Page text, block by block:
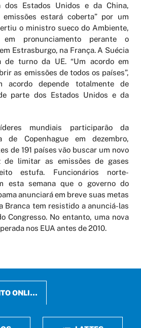
dos Estados Unidos e da China,
estará coberta” por um
o ministro sueco do Ambiente,
em pronunciamento perante o
Estrasburgo, na França. A Suécia
de turno da UE. “Um acordo em
as emissões de todos os países”,
acordo depende totalmente de
parte dos Estados Unidos e da
mundiais participarão da
de Copenhague em dezembro,
de 191 países vão buscar um novo
de limitar as emissões de gases
estufa. Funcionários norte-
esta semana que o governo do
anunciará em breve suas metas
Branca tem resistido a anunciá-las
Congresso. No entanto, uma nova
nos EUA antes de 2010.
ONLINE